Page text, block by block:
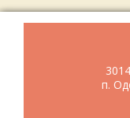
п.